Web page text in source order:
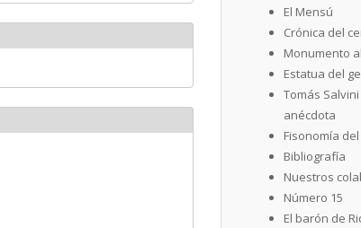
El Mensú
Crónica del
Monumento
Estatua del
Tomás
anécdota
Fisonomía
Bibliografía
Nuestros
Número 15
El barón de